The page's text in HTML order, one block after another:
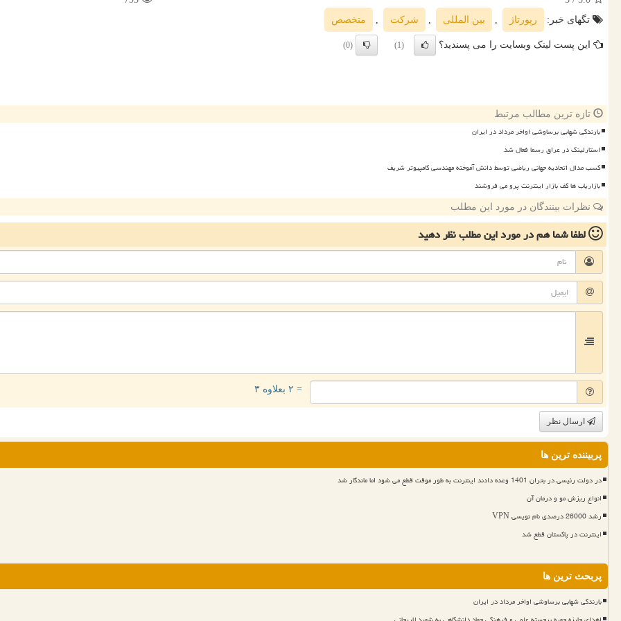
تگهای خبر:
رپورتاژ بین المللی شركت متخصص
این پست لینک وبسایت را می پسندید؟ (1)
(0)
تازه ترین مطالب مرتبط
بارندگی شهابی برساوشی اواخر مرداد در ایران
استارلینک در عراق رسما فعال شد
کسب مدال اتحادیه جهانی ریاضی توسط دانش آموخته مهندسی کامپیوتر شریف
بازاریاب ها کف بازار اینترنت پرو می فروشند
نظرات بینندگان در مورد این مطلب
لطفا شما همدر مورد این مطلبنظر دهید
= ۲ بعلاوه ۳
ارسال نظر
پربیننده ترین ها
در دولت رئیسی در بحران 1401 وعده دادند اینترنت به طور موقت قطع می شود اما ماندگار شد
انواع ریزش مو و درمان آن
رشد 26000 درصدی نام نویسی VPN
اینترنت در پاکستان قطع شد
پربحث ترین ها
بارندگی شهابی برساوشی اواخر مرداد در ایران